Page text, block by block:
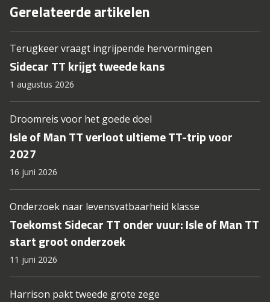
Gerelateerde artikelen
Terugkeer vraagt ingrijpende hervormingen
Sidecar TT krijgt tweede kans
1 augustus 2026
Droomreis voor het goede doel
Isle of Man TT verloot ultieme TT-trip voor
2027
16 juni 2026
Onderzoek naar levensvatbaarheid klasse
Toekomst Sidecar TT onder vuur: Isle of Man TT
start groot onderzoek
11 juni 2026
Harrison pakt tweede grote zege